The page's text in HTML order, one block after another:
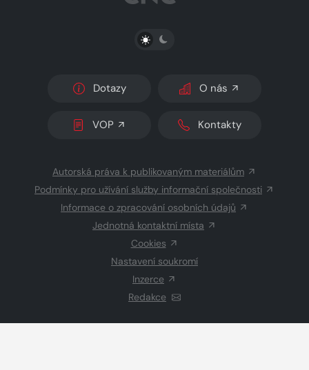
PŘEPNOUT SVĚTLÝ/TMAVÝ REŽIM
Dotazy O nás
VOP Kontakty
Autorská práva k publikovaným materiálům
Podmínky pro užívání služby informační společnosti
Informace o zpracování osobních údajů
Jednotná kontaktní místa
Cookies
Nastavení soukromí
Inzerce
Redakce